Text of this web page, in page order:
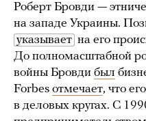
Роберт Бровди —
на западе Украины.
указывает на его
До полномасштабной
войны Бровди был
Forbes отмечает, что
в деловых кругах. С